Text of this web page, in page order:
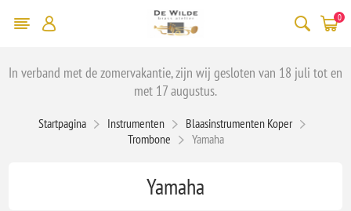
0
In verband met de zomervakantie, zijn wij gesloten van 18 juli tot en
met 17 augustus.
Startpagina Instrumenten
Blaasinstrumenten Koper
Trombone
Yamaha
Yamaha